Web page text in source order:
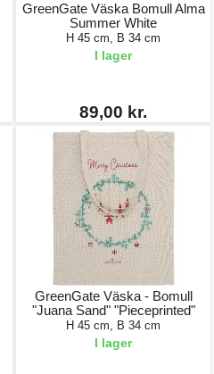
GreenGate Väska Bomull Alma
Summer White
H 45 cm, B 34 cm
I lager
89,00 kr.
GreenGate Väska - Bomull
"Juana Sand" "Pieceprinted"
H 45 cm, B 34 cm
I lager